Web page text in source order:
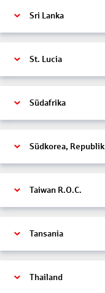
Sri Lanka
St. Lucia
Südafrika
Südkorea, Republik
Taiwan R.O.C.
Tansania
Thailand